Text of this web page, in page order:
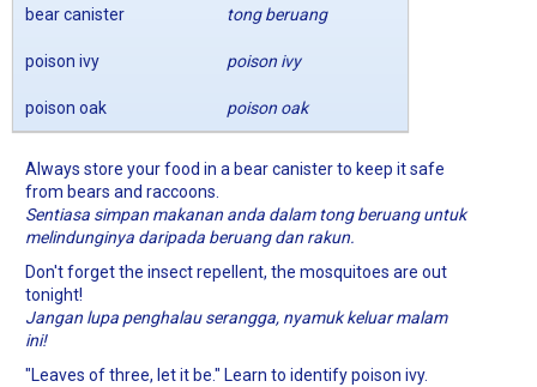
bear canister tong beruang
poison ivy poison ivy
poison oak poison oak
Always store your food in a bear canister to keep it safe
from bears and raccoons.
Sentiasa simpan makanan anda dalam tong beruang untuk
melindunginya daripada beruang dan rakun.
Don't forget the insect repellent, the mosquitoes are out
tonight!
Jangan lupa penghalau serangga, nyamuk keluar malam
ini!
"Leaves of three, let it be." Learn to identify poison ivy.